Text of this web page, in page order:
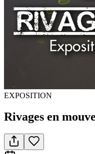
EXPOSITION
Rivages en